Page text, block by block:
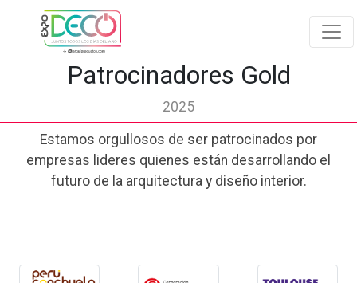
Patrocinadores Gold
2025
Estamos orgullosos de ser patrocinados por
empresas lideres quienes están desarrollando el
futuro de la arquitectura y diseño interior.